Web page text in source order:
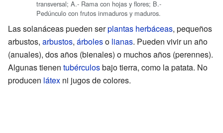
transversal; A.- Rama con hojas y flores; B.-
Pedúnculo con frutos inmaduros y maduros.
Las solanáceas pueden serplantas herbáceas, pequeños
arbustos, arbustos, árboleso lianas. Pueden vivir un año
(anuales), dos años (bienales) o muchos años (perennes).
Algunas tienen tubérculosbajo tierra, como la patata. No
producen látex ni jugos de colores.